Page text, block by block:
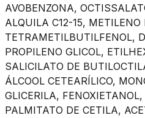
AVOBENZONA,
ALQUILA C12-15,
TETRAMETILBUTILFENOL,
PROPILENO GLICOL,
SALICILATO DE
ÁLCOOL CETEARÍLICO,
GLICERILA,
PALMITATO DE CETILA,